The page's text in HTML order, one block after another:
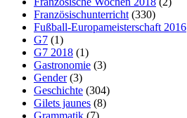
Französischunterricht (330)
Fußball-Europameisterschaft 2016
G7 (1)
G7 2018 (1)
Gastronomie (3)
Gender(3)
Geschichte (304)
Gilets jaunes (8)